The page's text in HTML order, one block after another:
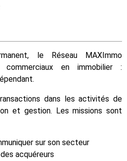
le Réseau MAXImmo
en immobilier :
dans les activités de
et gestion. Les missions sont
sur son secteur
acquéreurs